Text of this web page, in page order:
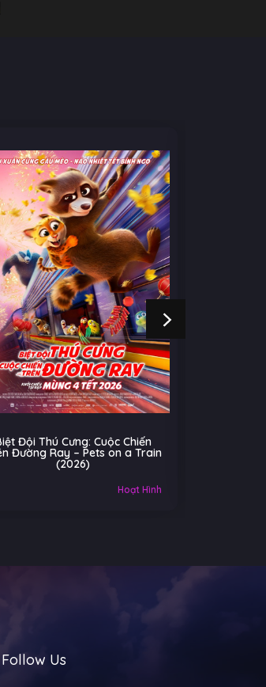
Cú Nhảy Kỳ Diệu – Hoppers
(2026)
Follow Us